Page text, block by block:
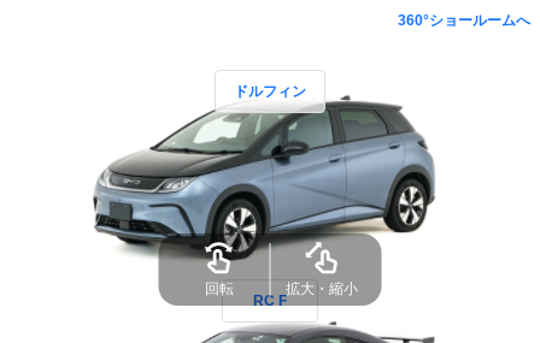
360°ショールームへ
ドルフィン
RC F
回転 拡大・縮小